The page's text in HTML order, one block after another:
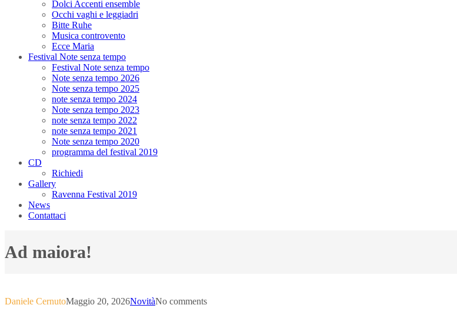
Dolci Accenti ensemble
Occhi vaghi e leggiadri
Bitte Ruhe
Musica controvento
Ecce Maria
Festival Note senza tempo
Festival Note senza tempo
Note senza tempo 2026
Note senza tempo 2025
note senza tempo 2024
Note senza tempo 2023
note senza tempo 2022
note senza tempo 2021
Note senza tempo 2020
programma del festival 2019
CD
Richiedi
Gallery
Ravenna Festival 2019
News
Contattaci
Ad maiora!
Daniele CernutoMaggio 20, 2026NovitàNo comments